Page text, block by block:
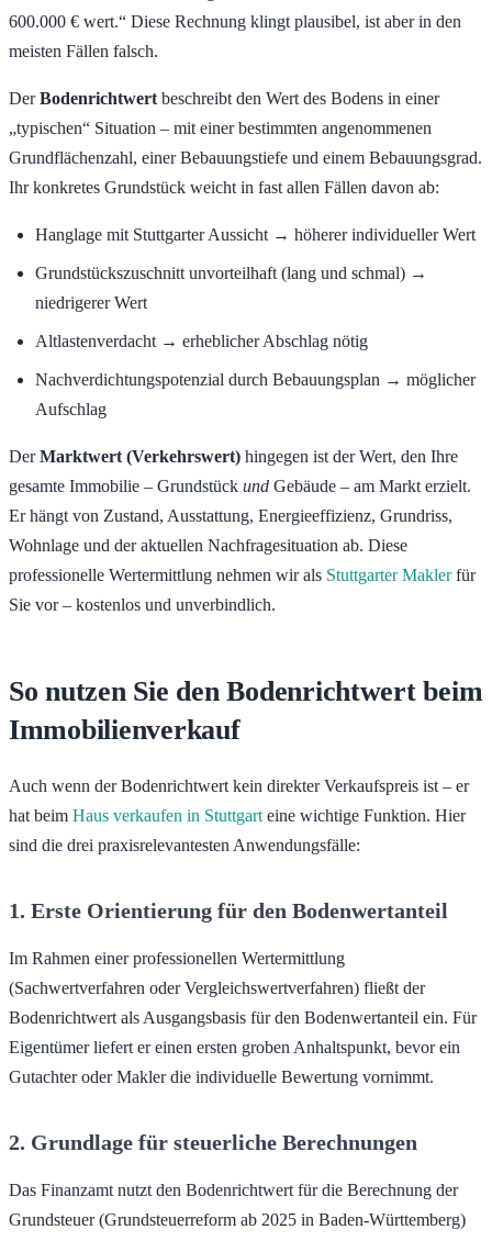
600.000 € wert.“ Diese Rechnung klingt plausibel, ist aber in den
meisten Fällen falsch.
DerBodenrichtwert beschreibt den Wert des Bodens in einer
„typischen“ Situation – mit einer bestimmten angenommenen
Grundflächenzahl, einer Bebauungstiefe und einem Bebauungsgrad.
Ihr konkretes Grundstück weicht in fast allen Fällen davon ab:
Hanglage mit Stuttgarter Aussicht → höherer individueller Wert
Grundstückszuschnitt unvorteilhaft (lang und schmal) →
niedrigerer Wert
Altlastenverdacht → erheblicher Abschlag nötig
Nachverdichtungspotenzial durch Bebauungsplan → möglicher
Aufschlag
DerMarktwert (Verkehrswert) hingegen ist der Wert, den Ihre
gesamte Immobilie – Grundstück und Gebäude – am Markt erzielt.
Er hängt von Zustand, Ausstattung, Energieeffizienz, Grundriss,
Wohnlage und der aktuellen Nachfragesituation ab. Diese
professionelle Wertermittlung nehmen wir als Stuttgarter Maklerfür
Sie vor – kostenlos und unverbindlich.
So nutzen Sie den Bodenrichtwert beim
Immobilienverkauf
Auch wenn der Bodenrichtwert kein direkter Verkaufspreis ist – er
hat beim Haus verkaufen in Stuttgart eine wichtige Funktion. Hier
sind die drei praxisrelevantesten Anwendungsfälle:
1. Erste Orientierung für den Bodenwertanteil
Im Rahmen einer professionellen Wertermittlung
(Sachwertverfahren oder Vergleichswertverfahren) fließt der
Bodenrichtwert als Ausgangsbasis für den Bodenwertanteil ein. Für
Eigentümer liefert er einen ersten groben Anhaltspunkt, bevor ein
Gutachter oder Makler die individuelle Bewertung vornimmt.
2. Grundlage für steuerliche Berechnungen
Das Finanzamt nutzt den Bodenrichtwert für die Berechnung der
Grundsteuer (Grundsteuerreform ab 2025 in Baden-Württemberg)